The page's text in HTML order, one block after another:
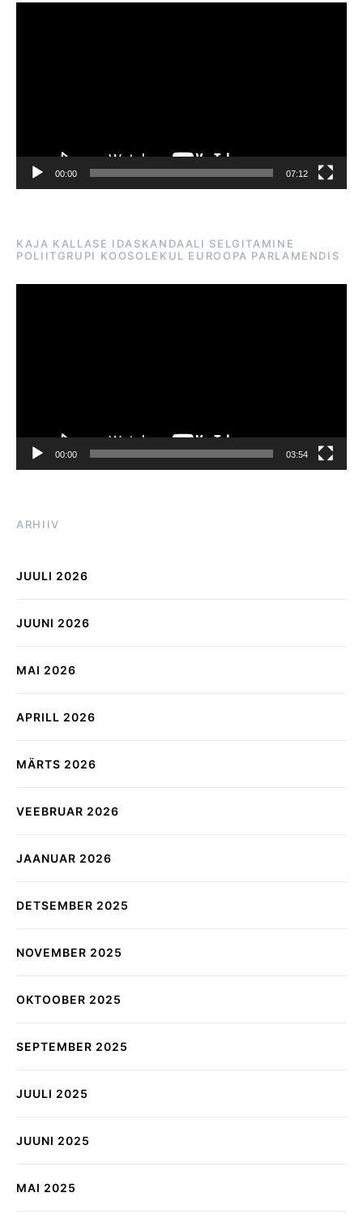
00:00 07:12
KAJA KALLASE IDASKANDAALI SELGITAMINE
POLIITGRUPI KOOSOLEKUL EUROOPA PARLAMENDIS
00:00 03:54
ARHIIV
JUULI 2026
JUUNI 2026
MAI 2026
APRILL 2026
MÄRTS 2026
VEEBRUAR 2026
JAANUAR 2026
DETSEMBER 2025
NOVEMBER 2025
OKTOOBER 2025
SEPTEMBER 2025
JUULI 2025
JUUNI 2025
MAI 2025